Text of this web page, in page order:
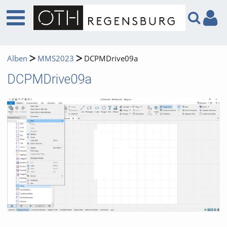
Alben MMS2023 DCPMDrive09a
DCPMDrive09a